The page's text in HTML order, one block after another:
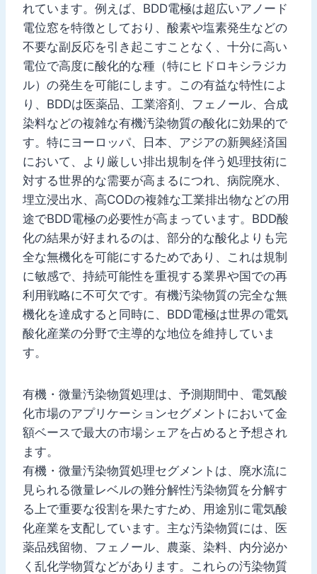
れています。例えば、BDD電極は超広いアノード
電位窓を特徴としており、酸素や塩素発生などの
不要な副反応を引き起こすことなく、十分に高い
電位で高度に酸化的な種（特にヒドロキシラジカ
ル）の発生を可能にします。この有益な特性によ
り、BDDは医薬品、工業溶剤、フェノール、合成
染料などの複雑な有機汚染物質の酸化に効果的で
す。特にヨーロッパ、日本、アジアの新興経済国
において、より厳しい排出規制を伴う処理技術に
対する世界的な需要が高まるにつれ、病院廃水、
埋立浸出水、高CODの複雑な工業排出物などの用
途でBDD電極の必要性が高まっています。BDD酸
化の結果が好まれるのは、部分的な酸化よりも完
全な無機化を可能にするためであり、これは規制
に敏感で、持続可能性を重視する業界や国での再
利用戦略に不可欠です。有機汚染物質の完全な無
機化を達成すると同時に、BDD電極は世界の電気
酸化産業の分野で主導的な地位を維持していま
す。
有機・微量汚染物質処理は、予測期間中、電気酸
化市場のアプリケーションセグメントにおいて金
額ベースで最大の市場シェアを占めると予想され
ます。
有機・微量汚染物質処理セグメントは、廃水流に
見られる微量レベルの難分解性汚染物質を分解す
る上で重要な役割を果たすため、用途別に電気酸
化産業を支配しています。主な汚染物質には、医
薬品残留物、フェノール、農薬、染料、内分泌か
く乱化学物質などがあります。これらの汚染物質